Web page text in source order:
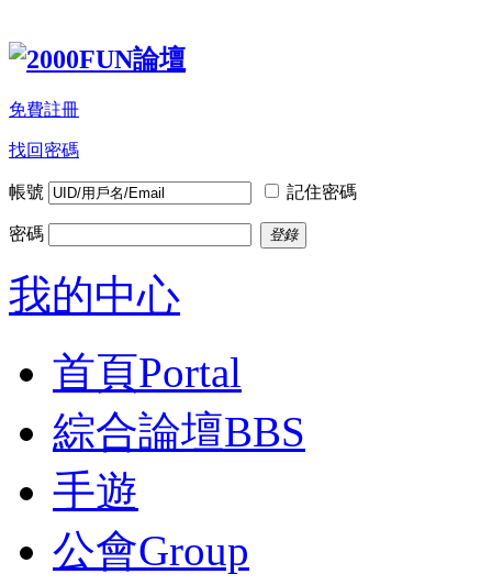
免費註冊
找回密碼
帳號 記住密碼
密碼 登錄
我的中心
首頁Portal
綜合論壇BBS
手遊
公會Group